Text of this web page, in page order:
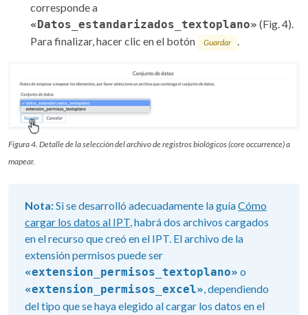
corresponde a
«Datos_estandarizados_textoplano» (Fig. 4).
Para finalizar, hacer clic en el botón
Guardar .
Figura 4. Detalle de la selección del archivo de registros biológicos (core occurrence) a
mapear.
Nota:Si se desarrolló adecuadamente la guíaCómo
cargar los datos al IPT, habrá dos archivos cargados
en el recurso que creó en el IPT. El archivo de la
extensión permisos puede ser
«extension_permisos_textoplano» o
«extension_permisos_excel», dependiendo
del tipo que se haya elegido al cargar los datos en el